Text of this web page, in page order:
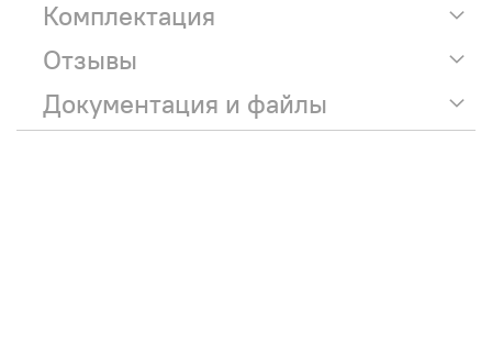
Комплектация
Отзывы
Документация и файлы